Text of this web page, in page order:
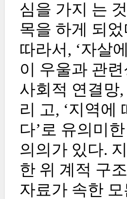
심을 가지 는
목을 하게 되
따라서, ‘자살
이 우울과 관
사회적 연결망
리 고, ‘지역에
다’로 유의미
의의가 있다.
한 위 계적 구
자료가 속한